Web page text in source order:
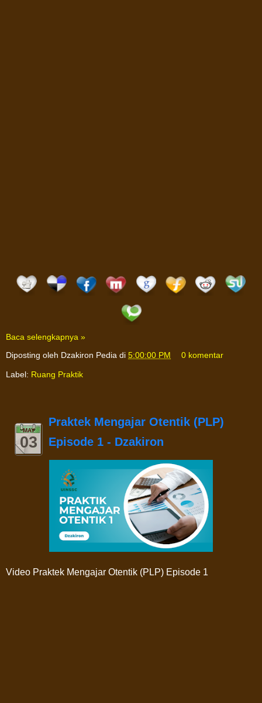
Baca selengkapnya »
Diposting oleh Dzakiron Pedia di 5:00:00 PM 0 komentar
Label: Ruang Praktik
MAY
03
Praktek Mengajar Otentik (PLP)
Episode 1 - Dzakiron
Video Praktek Mengajar Otentik (PLP) Episode 1